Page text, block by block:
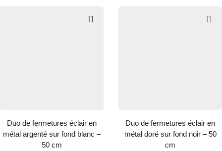
Duo de fermetures éclair en
métal argenté sur fond blanc –
50 cm
Duo de fermetures éclair en
métal doré sur fond noir – 50
cm